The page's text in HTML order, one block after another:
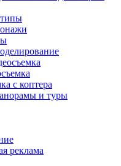
с коптера
и туры
реклама